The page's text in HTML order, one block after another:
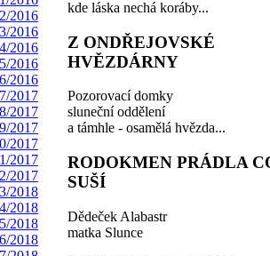
kde láska nechá koráby...
Z ONDŘEJOVSKÉ
HVĚZDÁRNY
Pozorovací domky
sluneční oddělení
a támhle - osamělá hvězda...
RODOKMEN PRÁDLA
SUŠÍ
Dědeček Alabastr
matka Slunce